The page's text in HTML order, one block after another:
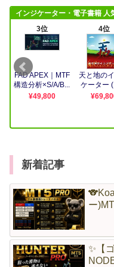
新着記事
ー
✨【